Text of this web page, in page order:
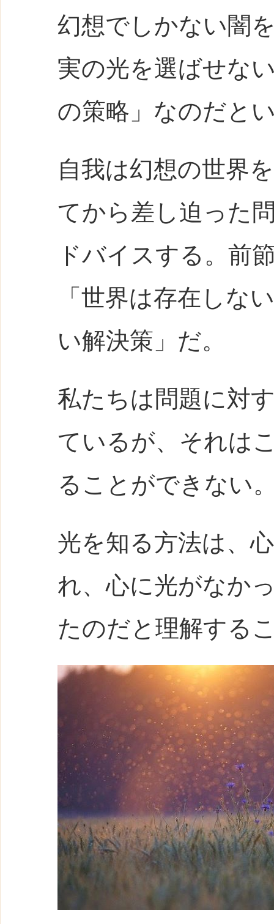
幻想でしかない闇
実の光を選ばせな
の策略」なのだと
自我は幻想の世界
てから差し迫った
ドバイスする。前
「世界は存在しな
い解決策」だ。
私たちは問題に対
ているが、それは
ることができない
光を知る方法は、
れ、心に光がなか
たのだと理解する